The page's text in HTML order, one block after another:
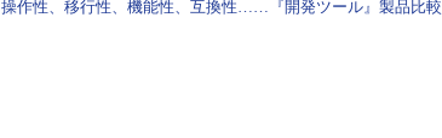
操作性、移行性、機能性、互換性……『開発ツール』製品比較